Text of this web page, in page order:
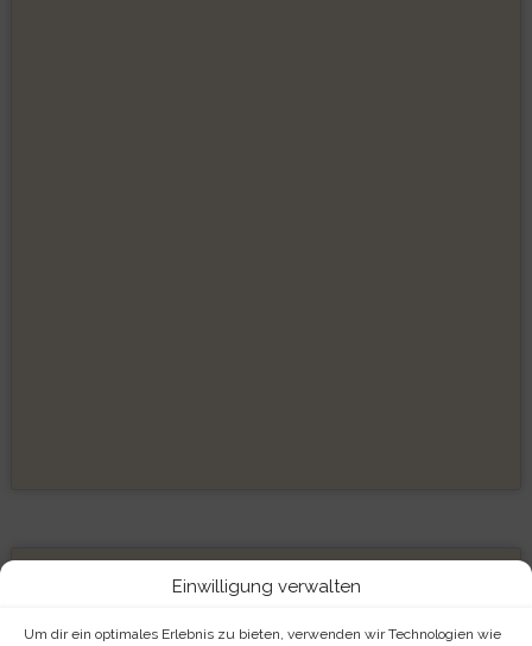
Einwilligung verwalten
Um dir ein optimales Erlebnis zu bieten, verwenden wir Technologien wie